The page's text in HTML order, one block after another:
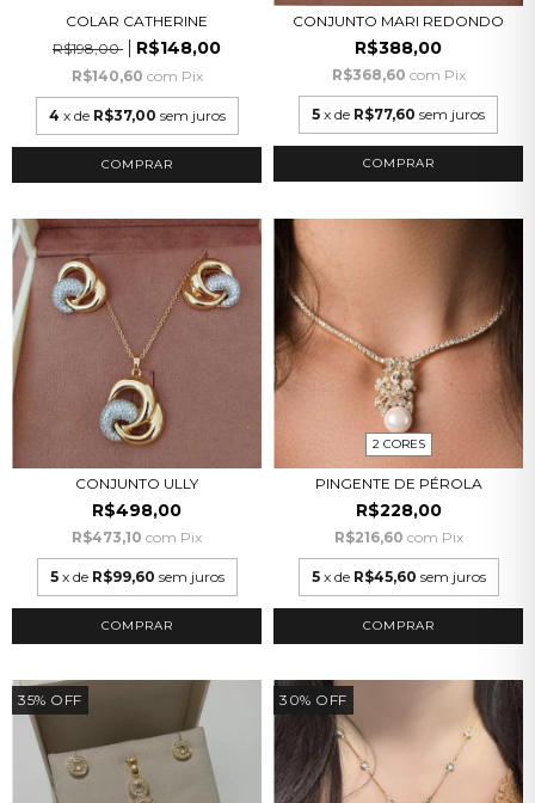
COLAR CATHERINE
R$198,00
R$148,00
R$140,60 com Pix
4 x de R$37,00 sem juros
COMPRAR
CONJUNTO MARI REDONDO
R$388,00
R$368,60 com Pix
5 x de R$77,60 sem juros
CONJUNTO ULLY
R$498,00
R$473,10 com Pix
5 x de R$99,60 sem juros
2 CORES
PINGENTE DE PÉROLA
R$228,00
R$216,60 com Pix
5 x de R$45,60 sem juros
COMPRAR
35% OFF 30% OFF